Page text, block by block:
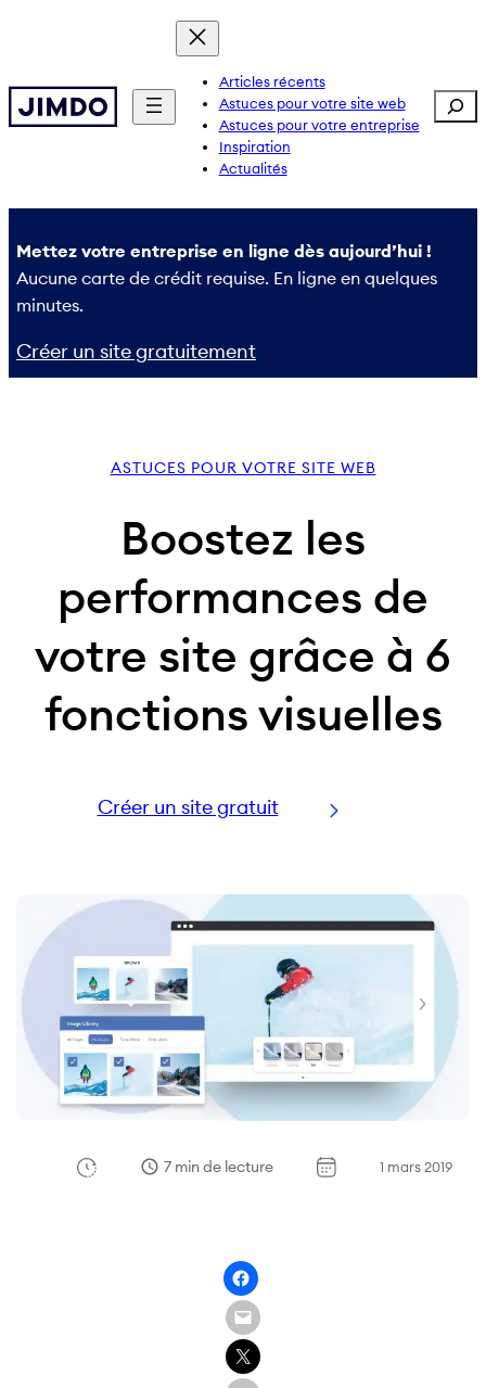
contenu
Articles récents
Astuces pour votre site web
Astuces pour votre entreprise
Inspiration
Actualités
Mettez votre entreprise en ligne dès aujourd’hui !
Aucune carte de crédit requise. En ligne en quelques
minutes.
Créer un site gratuitement
ASTUCES POUR VOTRE SITE WEB
Boostez les
performances de
votre site grâce à 6
fonctions visuelles
Créer un site gratuit
7 min de lecture 1 mars 2019